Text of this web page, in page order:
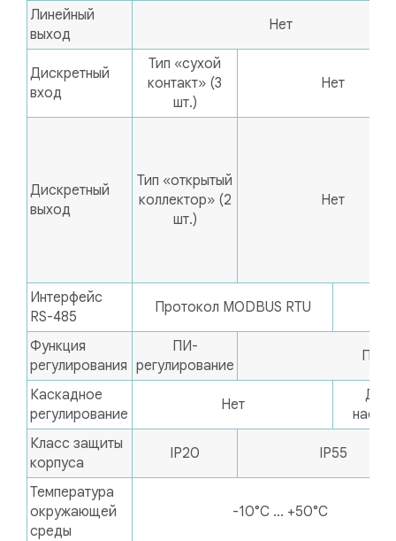
Линейный
выход
Нет
Дискретный
вход
Тип «сухой
контакт» (3
шт.)
Нет
Дискретный
выход
Тип «открытый
коллектор» (2
шт.)
Нет
Интерфейс
RS-485
Протокол MODBUS RTU
Функция
регулирования
ПИ-
регулирование
ПИД-
Каскадное
регулирование
Нет
До 6
Класс защиты
корпуса
IP20 IP55
Температура
окружающей
среды
-10°С ... +50°С